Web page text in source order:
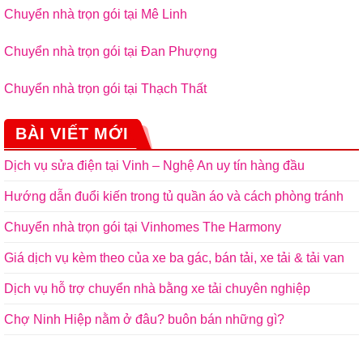
Chuyển nhà trọn gói tại Mê Linh
Chuyển nhà trọn gói tại Đan Phượng
Chuyển nhà trọn gói tại Thạch Thất
BÀI VIẾT MỚI
Dịch vụ sửa điện tại Vinh – Nghệ An uy tín hàng đầu
Hướng dẫn đuổi kiến trong tủ quần áo và cách phòng tránh
Chuyển nhà trọn gói tại Vinhomes The Harmony
Giá dịch vụ kèm theo của xe ba gác, bán tải, xe tải & tải van
Dịch vụ hỗ trợ chuyển nhà bằng xe tải chuyên nghiệp
Chợ Ninh Hiệp nằm ở đâu? buôn bán những gì?